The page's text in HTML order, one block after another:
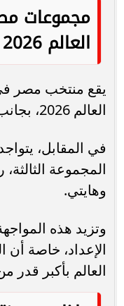
مجموعات
العالم 2026
يقع منتخب مصر
العالم 2026، بجانب بلجيكا وإيران ونيوزيلندا.
في المقابل،
المجموعة
وهايتي.
وتزيد هذه
الإعداد، خاصة
العالم بأكبر قدر